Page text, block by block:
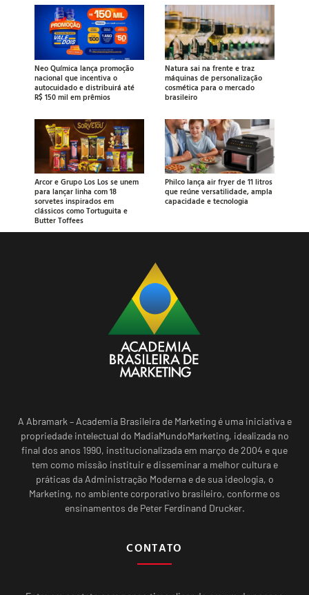
Neo Química lança promoção
nacional que incentiva o
autocuidado e distribuirá até
R$ 150 mil em prêmios
Natura sai na frente e traz
máquinas de personalização
cosmética para o mercado
brasileiro
Arcor e Grupo Los Los se unem
para lançar linha com 18
sorvetes inspirados em
clássicos como Tortuguita e
Butter Toffees
Philco lança air fryer de 11 litros
que reúne versatilidade, ampla
capacidade e tecnologia
A Abramark – Academia Brasileira de Marketing é uma iniciativa e
propriedade intelectual do MadiaMundoMarketing, idealizada no
final dos anos 1990, institucionalizada em março de 2004 e que
tem como missão instituir e disseminar a melhor cultura e
práticas da Administração Moderna e de sua ideologia, o
Marketing, no ambiente corporativo brasileiro, conforme os
ensinamentos de Peter Ferdinand Drucker.
CONTATO